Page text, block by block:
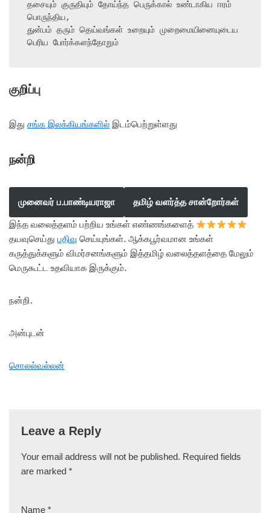
தசையும் குருதியும் தோய்ந்த பெருக்கால் உண்டாகிய ஈரம்
பொருந்திய,
துன்பம் தரும் தெய்வங்கள் உறையும் முறைமையினையுடைய
பெரிய போர்க்களந்தோறும்
குறிப்பு
இது சங்க இலக்கியங்களில் இடம்பெற்றுள்ளது
நன்றி
முனைவர் ப.பாண்டியராஜா தமிழ் வளர்த்த சான்றோர்கள்
இந்த வலைத்தளம் பற்றிய உங்கள் எண்ணங்களைத்
தயவுசெய்து பதிவு செய்யுங்கள். ஆக்கபூர்வமான உங்கள்
கருத்துக்களும் விமர்சனங்களும் இத்தமிழ் வலைத்தளத்தை மேலும்
மெருகூட்ட உதவியாக இருக்கும்.
நன்றி.
அன்புடன்
சொலல்வல்லன்
Leave a Reply
Your email address will not be published. Required fields
are marked *
Name *